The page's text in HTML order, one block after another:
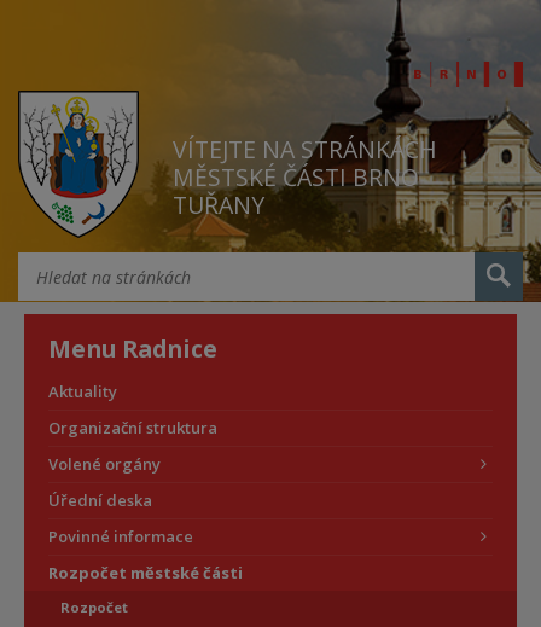
VÍTEJTE NA STRÁNKÁCH
MĚSTSKÉ ČÁSTI BRNO
TUŘANY
Menu Radnice
Aktuality
Organizační struktura
Volené orgány
Úřední deska
Povinné informace
Rozpočet městské části
Rozpočet